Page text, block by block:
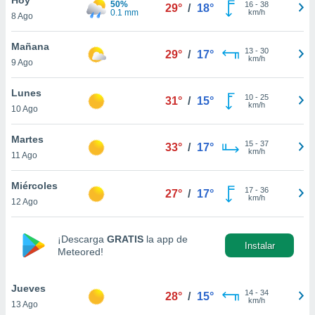
y
en
más
de
cookies
aceptar
8 Ago
50%
0.1 mm
29° / 18° 16- 38
km/h
Mañana
9 Ago
29° / 17° 13- 30
km/h
Lunes
10 Ago
31° / 15° 10- 25
km/h
Martes
11 Ago
33° / 17° 15- 37
km/h
Miércoles
12 Ago
27° / 17° 17- 36
km/h
¡Descarga GRATIS la app de
Meteored!
Instalar
Jueves
13 Ago
28° / 15° 14- 34
km/h